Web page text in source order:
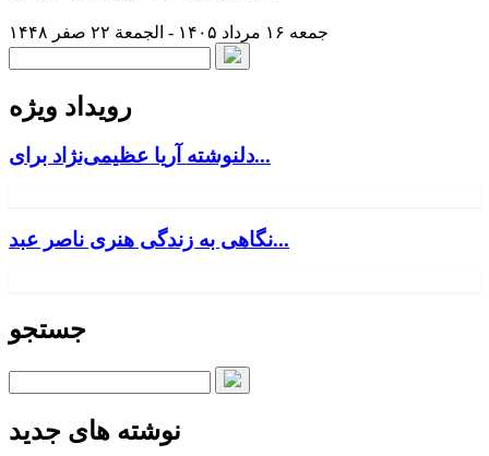
جمعه ۱۶ مرداد ۱۴۰۵ - الجمعة ۲۲ صفر ۱۴۴۸
رویداد ویژه
دلنوشته آریا عظیمی‌نژاد برای...
نگاهی به زندگی هنری ناصر عبد...
جستجو
نوشته های جدید